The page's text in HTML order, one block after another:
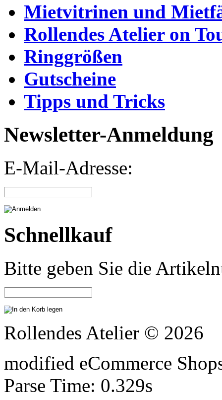
Mietvitrinen und
Rollendes Atelier on
Ringgrößen
Gutscheine
Tipps und Tricks
Newsletter-Anmeldung
E-Mail-Adresse:
Schnellkauf
Bitte geben Sie die
Rollendes Atelier © 2026
modified eCommerce
Parse Time: 0.329s